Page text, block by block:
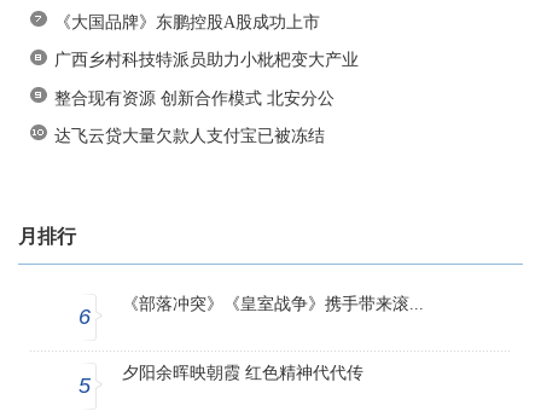
《大国品牌》东鹏控股A股成功上市
广西乡村科技特派员助力小枇杷变大产业
整合现有资源 创新合作模式 北安分公
达飞云贷大量欠款人支付宝已被冻结
月排行
6
《部落冲突》《皇室战争》携手带来滚...
5
夕阳余晖映朝霞 红色精神代代传